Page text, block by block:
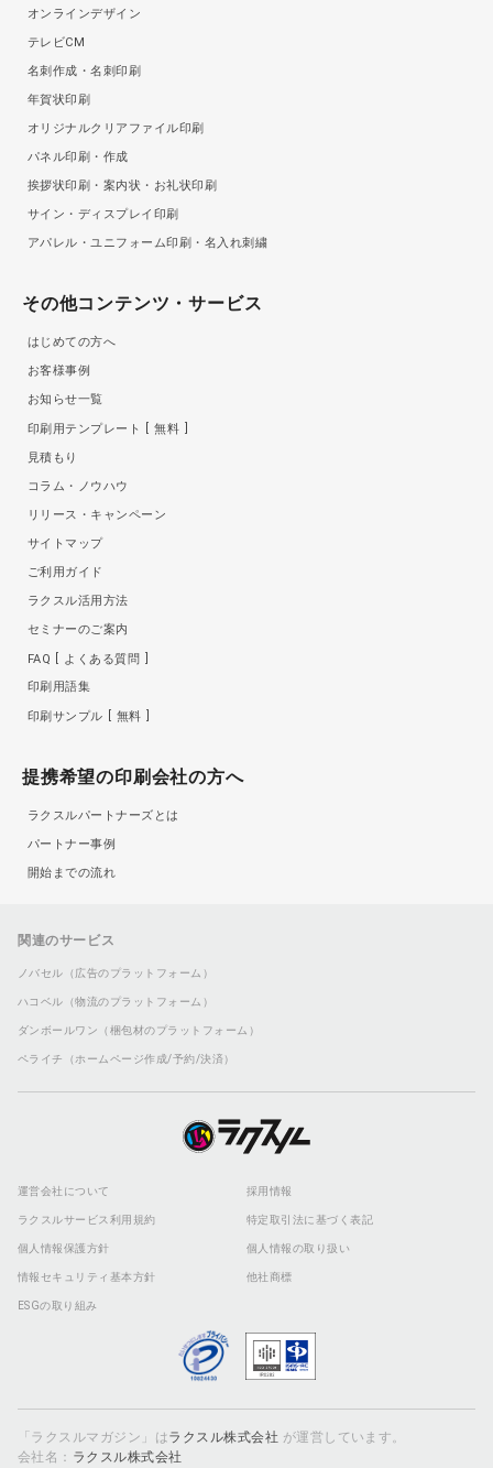
オンラインデザイン
テレビCM
名刺作成・名刺印刷
年賀状印刷
オリジナルクリアファイル印刷
パネル印刷・作成
挨拶状印刷・案内状・お礼状印刷
サイン・ディスプレイ印刷
アパレル・ユニフォーム印刷・名入れ刺繍
その他コンテンツ・サービス
はじめての方へ
お客様事例
お知らせ一覧
印刷用テンプレート
無料
見積もり
コラム・ノウハウ
リリース・キャンペーン
サイトマップ
ご利用ガイド
ラクスル活用方法
セミナーのご案内
FAQ
よくある質問
印刷用語集
印刷サンプル 無料
提携希望の印刷会社の方へ
ラクスルパートナーズとは
パートナー事例
開始までの流れ
関連のサービス
ノバセル（広告のプラットフォーム）
ハコベル（物流のプラットフォーム）
ダンボールワン（梱包材のプラットフォーム）
ペライチ（ホームページ作成/予約/決済）
運営会社について 採用情報
ラクスルサービス利用規約 特定取引法に基づく表記
個人情報保護方針 個人情報の取り扱い
情報セキュリティ基本方針 他社商標
ESGの取り組み
「ラクスルマガジン」はラクスル株式会社 が運営しています。
会社名： ラクスル株式会社